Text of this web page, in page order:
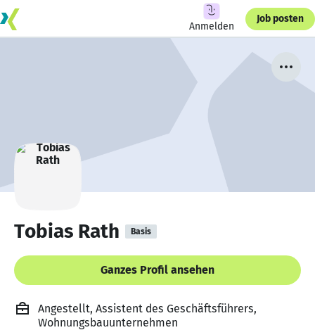
Anmelden
Job posten
Tobias Rath Basis
Ganzes Profil ansehen
Angestellt, Assistent des Geschäftsführers,
Wohnungsbauunternehmen